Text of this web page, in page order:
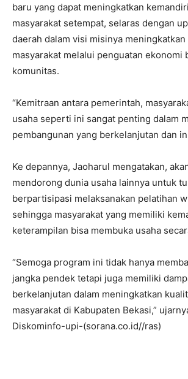
baru yang dapat meningkatkan
masyarakat setempat, selaras dengan
daerah dalam visi misinya
masyarakat melalui penguatan ekonomi
komunitas.
“Kemitraan antara pemerintah,
usaha seperti ini sangat penting dalam
pembangunan yang berkelanjutan dan
Ke depannya, Jaoharul mengatakan,
mendorong dunia usaha lainnya untuk
berpartisipasi melaksanakan pelatihan
sehingga masyarakat yang memiliki
keterampilan bisa membuka usaha
“Semoga program ini tidak hanya
jangka pendek tetapi juga memiliki
berkelanjutan dalam meningkatkan
masyarakat di Kabupaten Bekasi,”
Diskominfo-upi-(sorana.co.id//ras)